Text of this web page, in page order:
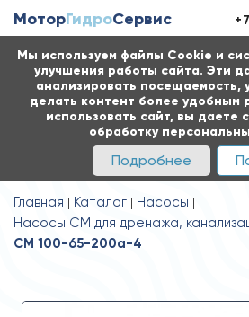
Мы используем файлы Cookie и
улучшения работы сайта. Эти
анализировать посещаемость,
делать контент более удобным
использовать сайт, вы даете
обработку
Подробнее
МоторГидроСервис +
Главная Каталог
Насосы
Насосы СМ для дренажа,
СМ 100-65-200а-4